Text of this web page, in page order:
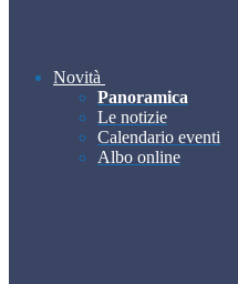
Novità
Panoramica
Le notizie
Calendario eventi
Albo online